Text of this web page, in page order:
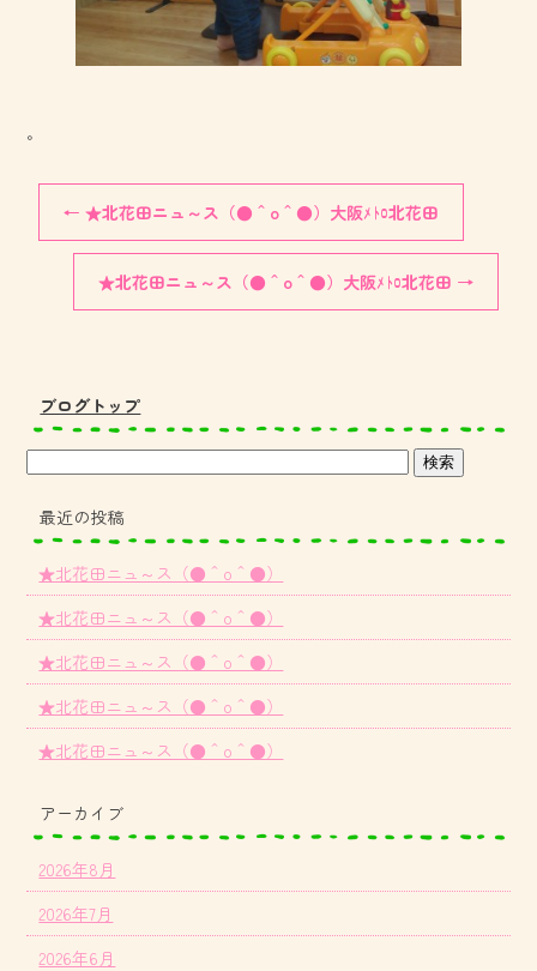
。
← ★北花田ニュ～ス（●＾o＾●）大阪ﾒﾄﾛ北花田
★北花田ニュ～ス（●＾o＾●）大阪ﾒﾄﾛ北花田 →
ブログトップ
最近の投稿
★北花田ニュ～ス（●＾o＾●）
★北花田ニュ～ス（●＾o＾●）
★北花田ニュ～ス（●＾o＾●）
★北花田ニュ～ス（●＾o＾●）
★北花田ニュ～ス（●＾o＾●）
アーカイブ
2026年8月
2026年7月
2026年6月